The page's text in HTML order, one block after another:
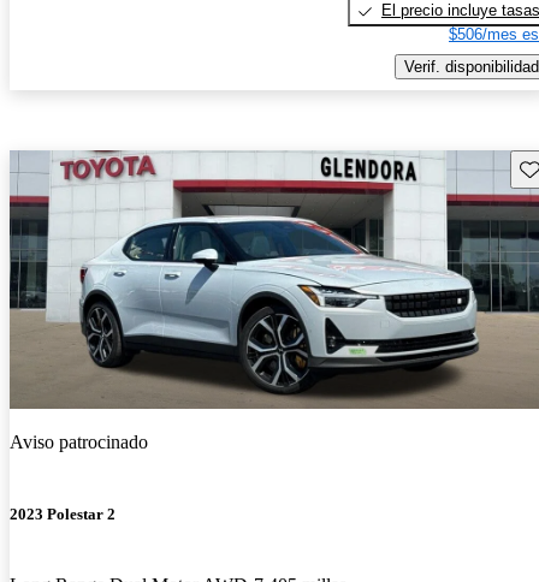
El precio incluye tasas
$506/mes
Verif. disponibilidad
Aviso patrocinado
2023 Polestar 2